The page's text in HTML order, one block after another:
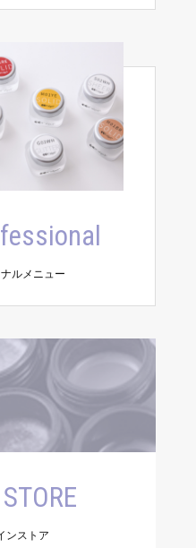
ルメニュー
ンストア